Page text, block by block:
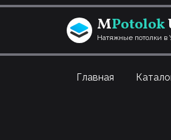
Перейти к содержанию
MPotolok
Натяжные потолки в
Главная